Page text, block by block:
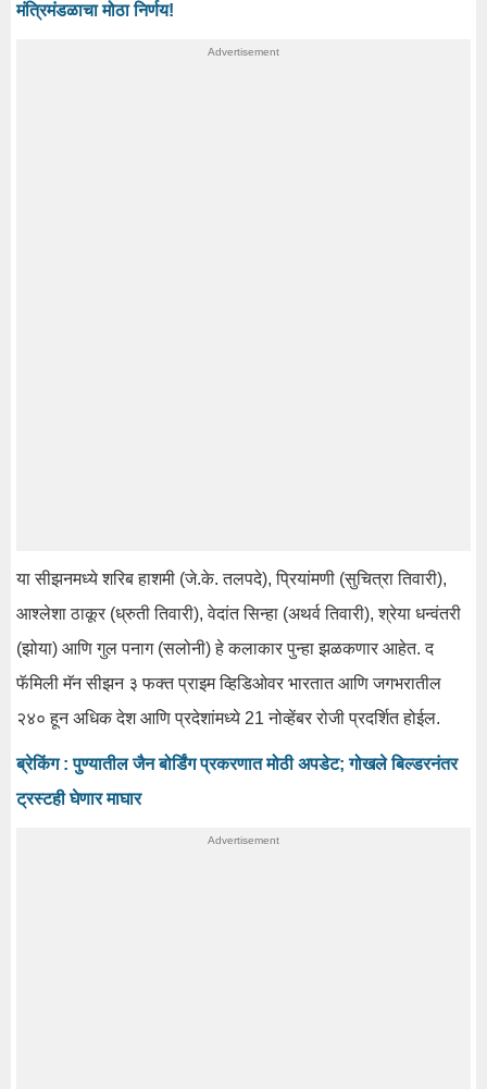
मंत्रिमंडळाचा मोठा निर्णय!
या सीझनमध्ये शरिब हाशमी (जे.के. तलपदे), प्रियांमणी (सुचित्रा तिवारी),
आश्लेशा ठाकूर (ध्रुती तिवारी), वेदांत सिन्हा (अथर्व तिवारी), श्रेया धन्वंतरी
(झोया) आणि गुल पनाग (सलोनी) हे कलाकार पुन्हा झळकणार आहेत. द
फॅमिली मॅन सीझन ३ फक्त प्राइम व्हिडिओवर भारतात आणि जगभरातील
२४० हून अधिक देश आणि प्रदेशांमध्ये 21 नोव्हेंबर रोजी प्रदर्शित होईल.
ब्रेकिंग : पुण्यातील जैन बोर्डिंग प्रकरणात मोठी अपडेट; गोखले बिल्डरनंतर
ट्रस्टही घेणार माघार